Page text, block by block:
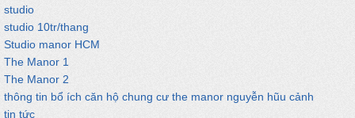
studio
studio 10tr/thang
Studio manor HCM
The Manor 1
The Manor 2
thông tin bổ ích căn hộ chung cư the manor nguyễn hũu cảnh
tin tức